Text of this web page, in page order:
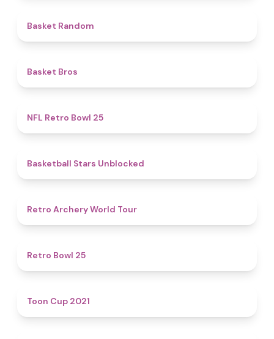
Basket Random
Basket Bros
NFL Retro Bowl 25
Basketball Stars Unblocked
Retro Archery World Tour
Retro Bowl 25
Toon Cup 2021